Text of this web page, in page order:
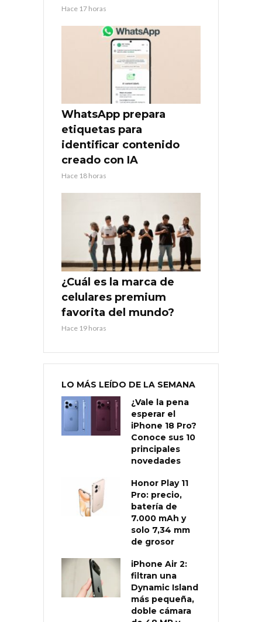
Hace 17 horas
WhatsApp prepara
etiquetas para
identificar contenido
creado con IA
Hace 18 horas
¿Cuál es la marca de
celulares premium
favorita del mundo?
Hace 19 horas
LO MÁS LEÍDO DE LA SEMANA
¿Vale la pena
esperar el
iPhone 18 Pro?
Conoce sus 10
principales
novedades
Honor Play 11
Pro: precio,
batería de
7.000 mAh y
solo 7,34 mm
de grosor
iPhone Air 2:
filtran una
Dynamic Island
más pequeña,
doble cámara